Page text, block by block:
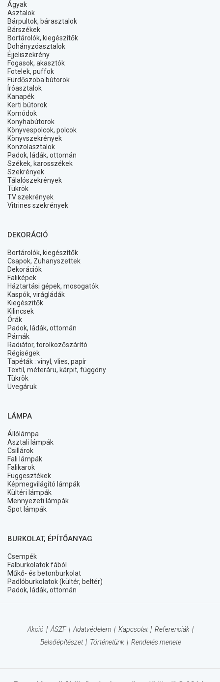
Ágyak
Asztalok
Bárpultok, bárasztalok
Bárszékek
Bortárolók, kiegészítők
Dohányzóasztalok
Éjjeliszekrény
Fogasok, akasztók
Fotelek, puffok
Fürdőszoba bútorok
Íróasztalok
Kanapék
Kerti bútorok
Komódok
Konyhabútorok
Könyvespolcok, polcok
Könyvszekrények
Konzolasztalok
Padok, ládák, ottomán
Székek, karosszékek
Szekrények
Tálalószekrények
Tükrök
TV szekrények
Vitrines szekrények
DEKORÁCIÓ
Bortárolók, kiegészítők
Csapok, Zuhanyszettek
Dekorációk
Faliképek
Háztartási gépek, mosogatók
Kaspók, virágládák
Kiegészitők
Kilincsek
Órák
Padok, ládák, ottomán
Párnák
Radiátor, törölközőszárító
Régiségek
Tapéták : vinyl, vlies, papír
Textil, méteráru, kárpit, függöny
Tükrök
Üvegáruk
LÁMPA
Állólámpa
Asztali lámpák
Csillárok
Fali lámpák
Falikarok
Függesztékek
Képmegvilágító lámpák
Kültéri lámpák
Mennyezeti lámpák
Spot lámpák
BURKOLAT, ÉPÍTŐANYAG
Csempék
Falburkolatok fából
Műkő- és betonburkolat
Padlóburkolatok (kültér, beltér)
Padok, ládák, ottomán
Akció ÁSZF Adatvédelem Kapcsolat
Referenciák
Belsőépítészet
Történetünk Rendelés menete